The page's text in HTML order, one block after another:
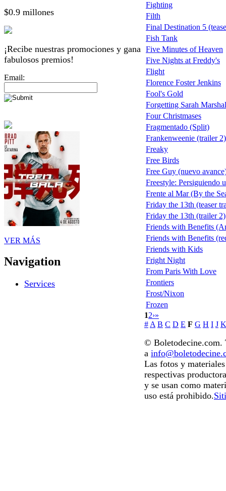
$0.9 millones
¡Recibe nuestras promociones y gana
fabulosos premios!
Email:
VER MÁS
Navigation
Services
Fighting
Filth
Final Destination 5
Fish Tank
Five Minutes of Heaven
Five Nights at Freddy's
Flight
Florence Foster Jenkins
Fool's Gold
Forgetting Sarah
Four Christmases
Fragmentado (Split)
Frankenweenie (trailer 2)
Freaky
Free Birds
Free Guy (nuevo
Freestyle: Persiguiendo
Frente al Mar (By the
Friday the 13th (teaser
Friday the 13th (trailer 2)
Friends with Benefits
Friends with Benefits
Friends with Kids
Fright Night
From Paris With Love
Frontiers
Frost/Nixon
Frozen
12›»
# A B C D E F G H I J K
© Boletodecine.com.
a
Las fotos y
respectivas
y se usan como
uso está prohibido.